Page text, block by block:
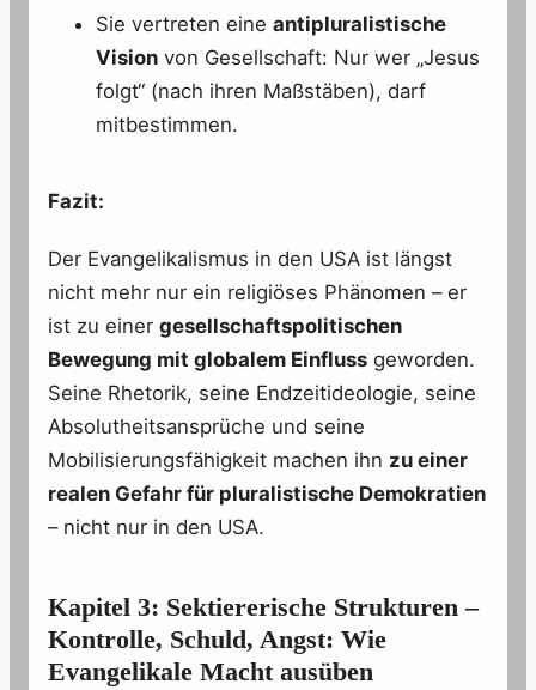
Sie vertreten eine antipluralistische
Vision von Gesellschaft: Nur wer „Jesus
folgt“ (nach ihren Maßstäben), darf
mitbestimmen.
Fazit:
Der Evangelikalismus in den USA ist längst
nicht mehr nur ein religiöses Phänomen – er
ist zu einer gesellschaftspolitischen
Bewegung mit globalem Einfluss geworden.
Seine Rhetorik, seine Endzeitideologie, seine
Absolutheitsansprüche und seine
Mobilisierungsfähigkeit machen ihn zu einer
realen Gefahr für pluralistische Demokratien
– nicht nur in den USA.
Kapitel 3: Sektiererische Strukturen –
Kontrolle, Schuld, Angst: Wie
Evangelikale Macht ausüben